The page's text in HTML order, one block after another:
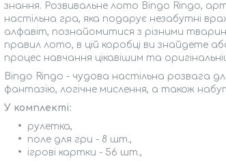
знання. Розвивальне лото Bingo Ringo, арт.
настільна гра, яка подарує незабутні
алфавіт, познайомитися з різними
правил лото, в цій коробці ви знайдете
процес навчання цікавішим та
Bingo Ringo - чудова настільна розвага
фантазію, логічне мислення, а також
У комплекті:
рулетка,
поле для гри - 8 шт.,
ігрові картки - 56 шт.,